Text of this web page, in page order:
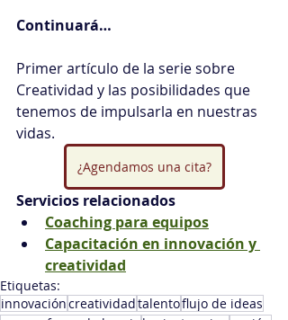
Continuará…
Primer artículo de la serie sobre
Creatividad y las posibilidades que
tenemos de impulsarla en nuestras
vidas.
¿Agendamos una cita?
Servicios relacionados
Coaching para equipos
Capacitación en innovación y
creatividad
Etiquetas:
innovacióncreatividadtalentoflujo de ideas